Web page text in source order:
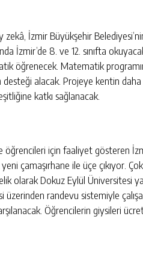
İzmir Büyükşehir
İzmir’de 8. ve 12. sınıfta
öğrenecek. Matematik
alacak. Projeye kentin
katkı sağlanacak.
öğrencileri için faaliyet gösteren
yeni çamaşırhane ile üçe çıkıyor.
olarak Dokuz Eylül Üniversitesi
üzerinden randevu sistemiyle
Öğrencilerin giysileri